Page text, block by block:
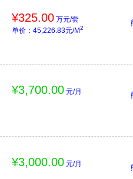
¥325.00 万元/套
单价：45,226.83元/M2
¥3,700.00 元/月
¥3,000.00 元/月